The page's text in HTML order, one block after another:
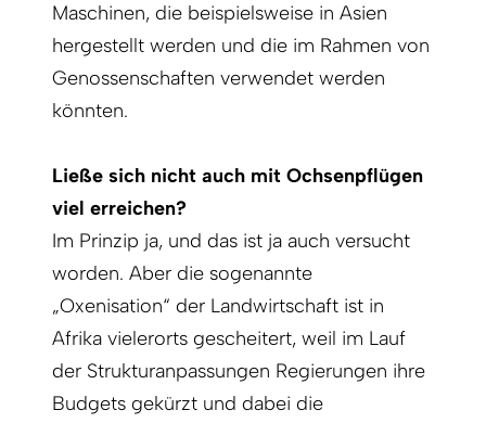
Maschinen, die beispielsweise in Asien
hergestellt werden und die im Rahmen von
Genossenschaften verwendet werden
könnten.
Ließe sich nicht auch mit Ochsenpflügen
viel erreichen?
Im Prinzip ja, und das ist ja auch versucht
worden. Aber die sogenannte
„Oxenisation“ der Landwirtschaft ist in
Afrika vielerorts gescheitert, weil im Lauf
der Strukturanpassungen Regierungen ihre
Budgets gekürzt und dabei die